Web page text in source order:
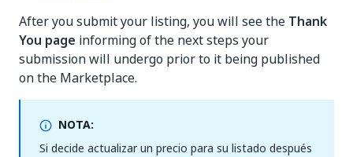
After you submit your listing, you will see the Thank
You page informing of the next steps your
submission will undergo prior to it being published
on the Marketplace.
NOTA:
Si decide actualizar un precio para su listado después